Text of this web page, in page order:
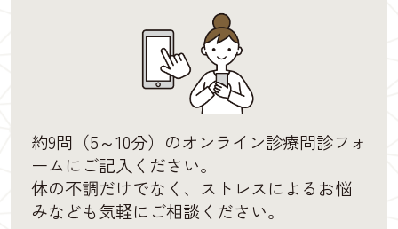
約9問（5～10分）のオンライン診療問診フォ
ームにご記入ください。
体の不調だけでなく、ストレスによるお悩
みなども気軽にご相談ください。